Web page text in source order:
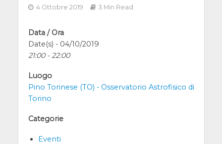
4 Ottobre 2019 3 Min Read
Data / Ora
Date(s) - 04/10/2019
21:00 - 22:00
Luogo
Pino Torinese (TO) - Osservatorio Astrofisico di
Torino
Categorie
Eventi